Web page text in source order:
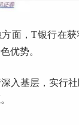
面，T银行在
优势。
入基层，实行